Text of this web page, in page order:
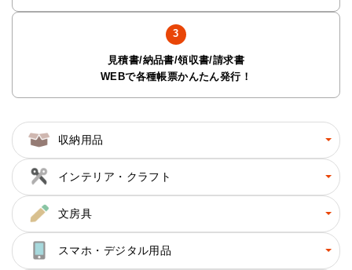
見積書/納品書/領収書/請求書
WEBで各種帳票かんたん発行！
収納用品
インテリア・クラフト
文房具
スマホ・デジタル用品